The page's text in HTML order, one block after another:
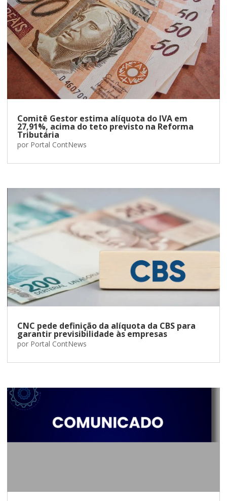
Comitê Gestor estima alíquota do IVA em
27,91%, acima do teto previsto na Reforma
Tributária
por Portal ContNews
CNC pede definição da alíquota da CBS para
garantir previsibilidade às empresas
por Portal ContNews